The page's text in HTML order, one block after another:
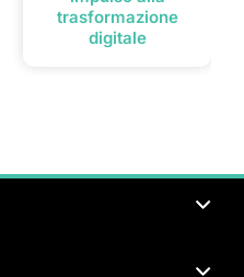
trasformazione
digitale